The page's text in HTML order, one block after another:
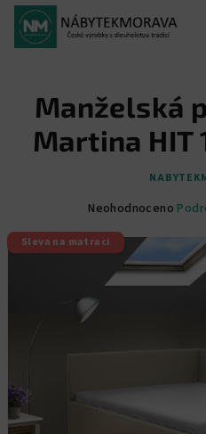
Přejít
obsah
Manželská
Martina HIT
Průměrné
produktu
z
5
Neohodnoceno
Sleva na matraci